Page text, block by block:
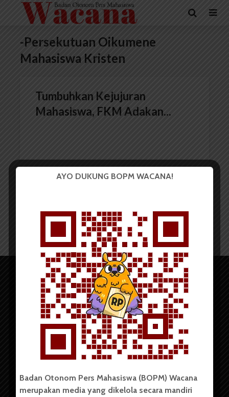
-Persekutuan Oikumene
Mahasiswa Kristen
Tumbuhkan Kejujuran
Mahasiswa, FKM Adakan...
Copyright © 2023. All rights reserved BOPM WACANA.
AYO DUKUNG BOPM WACANA!
Badan Otonom Pers Mahasiswa (BOPM) Wacana
merupakan media yang dikelola secara mandiri